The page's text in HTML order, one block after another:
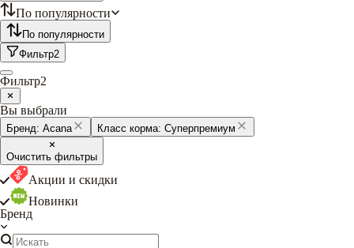
По популярности
По популярности
Фильтр2
Фильтр2
Вы выбрали
Бренд: Acana Класс корма: Суперпремиум
Очистить фильтры
Акции и скидки
Новинки
Бренд